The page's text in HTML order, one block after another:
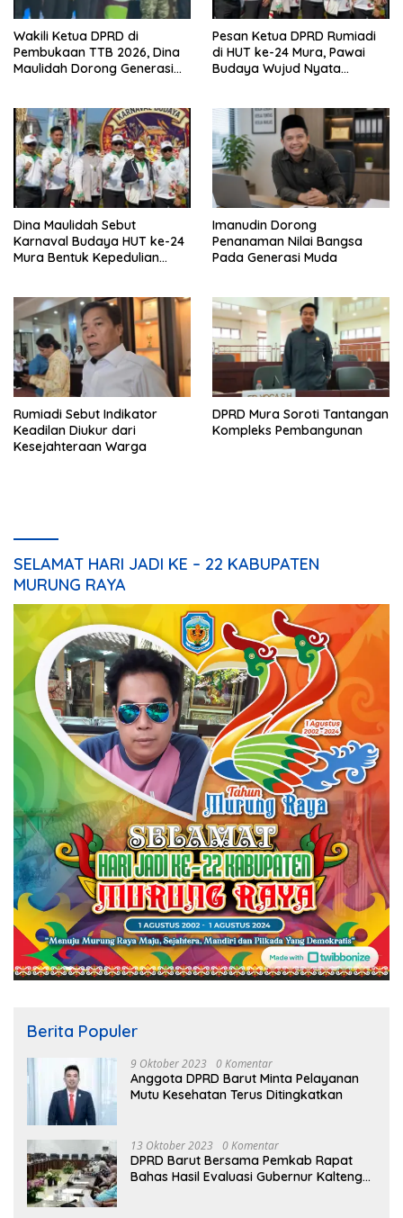
Wakili Ketua DPRD di
Pembukaan TTB 2026, Dina
Maulidah Dorong Generasi
Pesan Ketua DPRD Rumiadi
di HUT ke-24 Mura, Pawai
Budaya Wujud Nyata
Dina Maulidah Sebut
Karnaval Budaya HUT ke-24
Mura Bentuk Kepedulian
Imanudin Dorong
Penanaman Nilai Bangsa
Pada Generasi Muda
Rumiadi Sebut Indikator
Keadilan Diukur dari
Kesejahteraan Warga
DPRD Mura Soroti Tantangan
Kompleks Pembangunan
SELAMAT HARI JADI KE – 22 KABUPATEN
MURUNG RAYA
Berita Populer
9 Oktober 2023 0 Komentar
Anggota DPRD Barut Minta Pelayanan
Mutu Kesehatan Terus Ditingkatkan
13 Oktober 2023 0 Komentar
DPRD Barut Bersama Pemkab Rapat
Bahas Hasil Evaluasi Gubernur Kalteng